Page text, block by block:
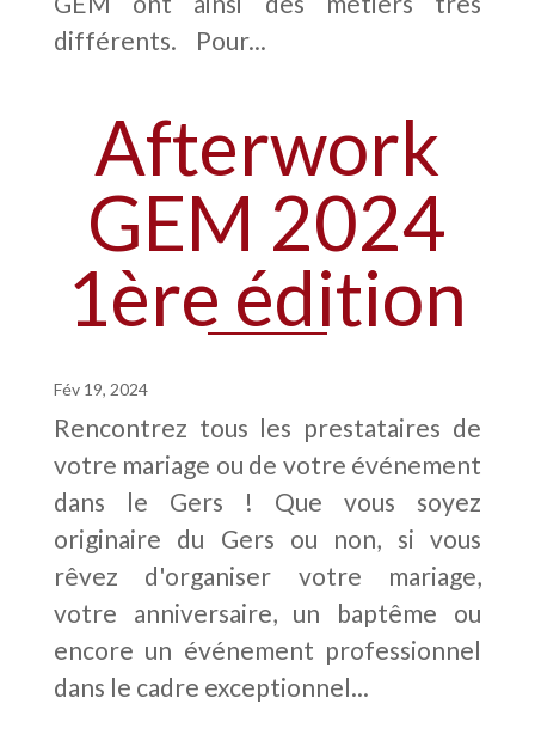
différents. Pour...
Afterwork
GEM 2024
1ère édition
Fév 19, 2024
Rencontrez tous les prestataires de
votre mariage ou de votre événement
dans le Gers ! Que vous soyez
originaire du Gers ou non, si vous
rêvez d'organiser votre mariage,
votre anniversaire, un baptême ou
encore un événement professionnel
dans le cadre exceptionnel...